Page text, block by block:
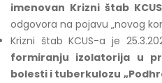
imenovan Krizni štab
odgovora na pojavu „novog
Krizni štab KCUS-a je
formiranju izolatorija u
bolesti i tuberkulozu